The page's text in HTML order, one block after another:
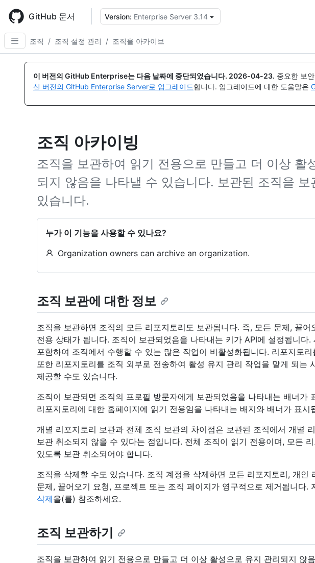
main
content
GitHub 문서 Version: Enterprise Server 3.14
조직
/ 조직 설정 관리 / 조직을 아카이브
이 버전의 GitHub Enterprise는 다음 날짜에 중단되었습니다. 2026-04-23. 중요한 보
신 버전의 GitHub Enterprise Server로 업그레이드합니다. 업그레이드에 대한 도움말은
조직 아카이빙
조직을 보관하여 읽기 전용으로 만들고 더 이상 활
되지 않음을 나타낼 수 있습니다. 보관된 조직을 보
있습니다.
누가 이 기능을 사용할 수 있나요?
Organization owners can archive an organization.
조직 보관에 대한 정보
조직을 보관하면 조직의 모든 리포지토리도 보관됩니다. 즉, 모든 문제, 끌어
전용 상태가 됩니다. 조직이 보관되었음을 나타내는 키가 API에 설정됩니다.
포함하여 조직에서 수행할 수 있는 많은 작업이 비활성화됩니다. 리포지토
또한 리포지토리를 조직 외부로 전송하여 활성 유지 관리 작업을 맡게 되는
제공할 수도 있습니다.
조직이 보관되면 조직의 프로필 방문자에게 보관되었음을 나타내는 배너가
리포지토리에 대한 홈페이지에 읽기 전용임을 나타내는 배지와 배너가 표시
개별 리포지토리 보관과 전체 조직 보관의 차이점은 보관된 조직에서 개별
보관 취소되지 않을 수 있다는 점입니다. 전체 조직이 읽기 전용이며, 모든
있도록 보관 취소되어야 합니다.
조직을 삭제할 수도 있습니다. 조직 계정을 삭제하면 모든 리포지토리, 개인
문제, 끌어오기 요청, 프로젝트 또는 조직 페이지가 영구적으로 제거됩니다.
삭제을(를) 참조하세요.
조직 보관하기
조직을 보관하여 읽기 전용으로 만들고 더 이상 활성으로 유지 관리되지 않